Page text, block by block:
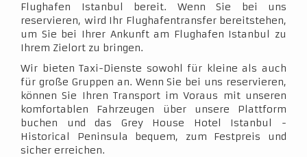
Flughafen Istanbul bereit. Wenn Sie bei uns
reservieren, wird Ihr Flughafentransfer bereitstehen,
um Sie bei Ihrer Ankunft am Flughafen Istanbul zu
Ihrem Zielort zu bringen.
Wir bieten Taxi-Dienste sowohl für kleine als auch
für große Gruppen an. Wenn Sie bei uns reservieren,
können Sie Ihren Transport im Voraus mit unseren
komfortablen Fahrzeugen über unsere Plattform
buchen und das Grey House Hotel Istanbul -
Historical Peninsula bequem, zum Festpreis und
sicher erreichen.